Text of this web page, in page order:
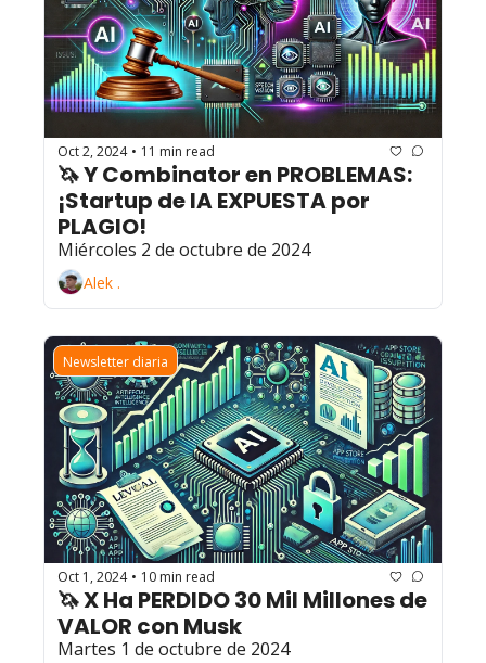
Oct 2, 2024 • 11 min read
🦄 Y Combinator en PROBLEMAS:
¡Startup de IA EXPUESTA por
PLAGIO!
Miércoles 2 de octubre de 2024
Alek .
Newsletter diaria
Oct 1, 2024 • 10 min read
🦄 X Ha PERDIDO 30 Mil Millones de
VALOR con Musk
Martes 1 de octubre de 2024